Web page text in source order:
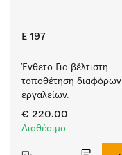
E 197
Ένθετο Για βέλτιστη
τοποθέτηση διαφόρων
εργαλείων.
€ 220.00
Διαθέσιμο